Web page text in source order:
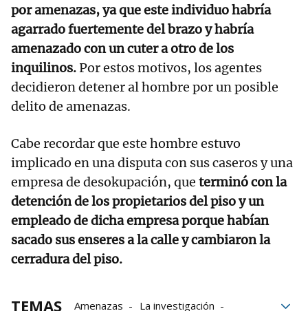
por amenazas, ya que este individuo habría
agarrado fuertemente del brazo y habría
amenazado con un cuter a otro de los
inquilinos.Por estos motivos, los agentes
decidieron detener al hombre por un posible
delito de amenazas.
Cabe recordar que este hombre estuvo
implicado en una disputa con sus caseros y una
empresa de desokupación, que terminó con la
detención de los propietarios del piso y un
empleado de dicha empresa porque habían
sacado sus enseres a la calle y cambiaron la
cerradura del piso.
TEMAS Amenazas La investigación